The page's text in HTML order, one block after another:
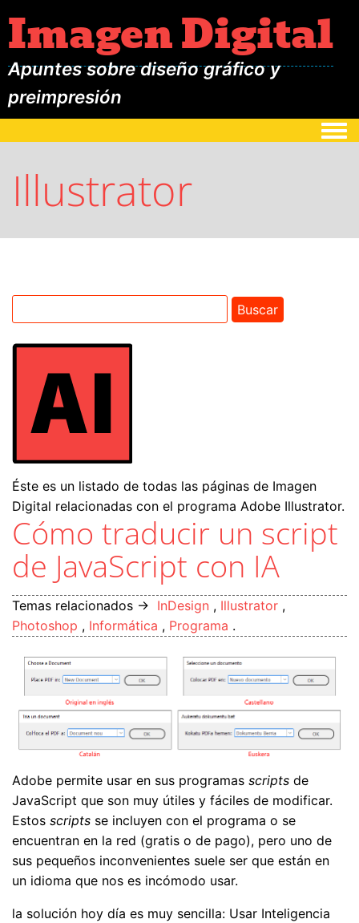
Imagen Digital
Apuntes sobre diseño gráfico y
preimpresión
Illustrator
Éste es un listado de todas las páginas de Imagen
Digital relacionadas con el programa Adobe Illustrator.
Cómo traducir un script
de JavaScript con IA
Temas relacionados → InDesign , Illustrator ,
Photoshop , Informática , Programa .
Adobe permite usar en sus programas scripts de
JavaScript que son muy útiles y fáciles de modificar.
Estos scripts se incluyen con el programa o se
encuentran en la red (gratis o de pago), pero uno de
sus pequeños inconvenientes suele ser que están en
un idioma que nos es incómodo usar.
la solución hoy día es muy sencilla: Usar Inteligencia